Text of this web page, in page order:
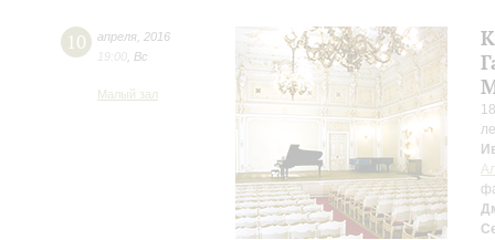
10 апреля 2016
19:00 Вс
Малый зал